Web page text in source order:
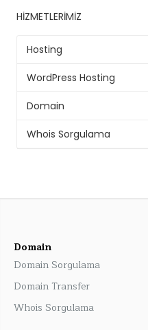
HIZMETLERIMIZ
Hosting
WordPress Hosting
Domain
Whois Sorgulama
Domain
Domain Sorgulama
Domain Transfer
Whois Sorgulama